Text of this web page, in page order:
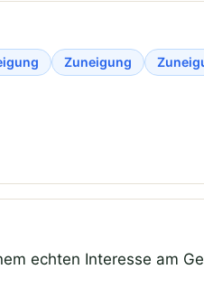
Zuneigung
echten Interesse am